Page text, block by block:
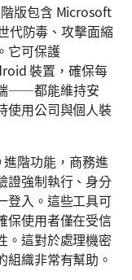
版包含 Microsoft
代防毒、攻擊面縮
它可保護
裝置，確保每
——都能維持安
使用公司與個人裝
階功能，商務進
證強制執行、身分
登入。這些工具可
保使用者僅在受信
。這對於處理機密
組織非常有幫助。